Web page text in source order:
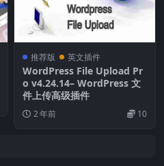
推荐版 英文插件
WordPress File Upload Pr
o v4.24.14– WordPress 文
件上传高级插件
2 年前 10